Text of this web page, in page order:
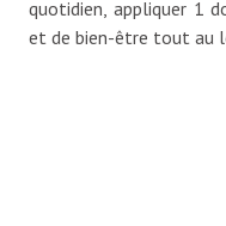
quotidien, appliquer 1
et de bien-être tout au